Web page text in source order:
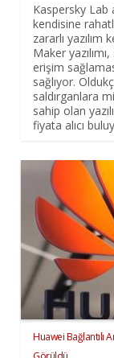
Kaspersky Lab
kendisine
zararlı
Maker
erişim
sağlıyor.
saldırganlara
sahip olan
fiyata alıcı
Huawei Bağlantılı